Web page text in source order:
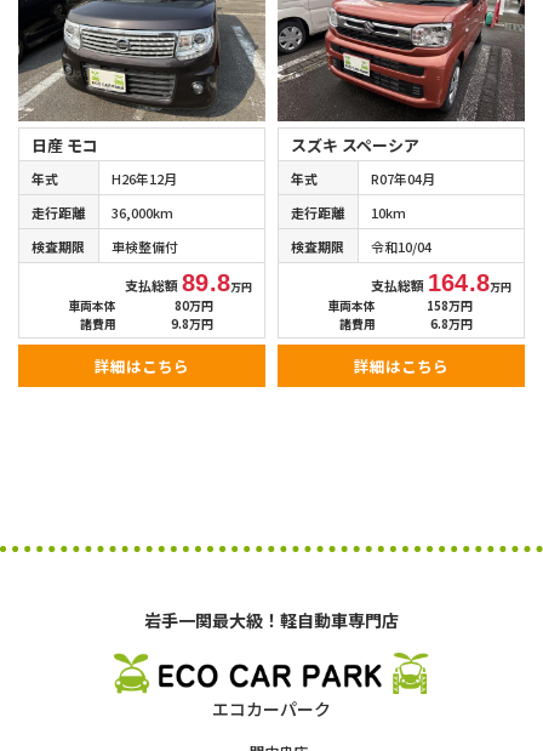
日産 モコ
年式
H26年12月
走行距離
36,000km
検査期限
車検整備付
支払総額89.8万円
車両本体
80万円
諸費用
9.8万円
詳細はこちら
スズキ スペーシア
年式
R07年04月
走行距離
10km
検査期限
令和10/04
支払総額 164.8万円
車両本体
158万円
諸費用
6.8万円
詳細はこちら
岩手一関最大級！軽自動車専門店
エコカーパーク